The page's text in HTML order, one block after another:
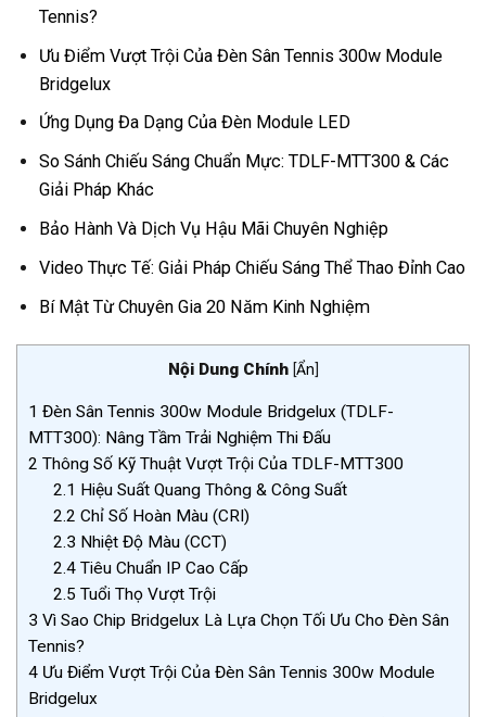
Tennis?
Ưu Điểm Vượt Trội Của Đèn Sân Tennis 300w Module
Bridgelux
Ứng Dụng Đa Dạng Của Đèn Module LED
So Sánh Chiếu Sáng Chuẩn Mực: TDLF-MTT300 & Các
Giải Pháp Khác
Bảo Hành Và Dịch Vụ Hậu Mãi Chuyên Nghiệp
Video Thực Tế: Giải Pháp Chiếu Sáng Thể Thao Đỉnh Cao
Bí Mật Từ Chuyên Gia 20 Năm Kinh Nghiệm
Nội Dung Chính [Ẩn]
1 Đèn Sân Tennis 300w Module Bridgelux (TDLF-
MTT300): Nâng Tầm Trải Nghiệm Thi Đấu
2 Thông Số Kỹ Thuật Vượt Trội Của TDLF-MTT300
2.1 Hiệu Suất Quang Thông & Công Suất
2.2 Chỉ Số Hoàn Màu (CRI)
2.3 Nhiệt Độ Màu (CCT)
2.4 Tiêu Chuẩn IP Cao Cấp
2.5 Tuổi Thọ Vượt Trội
3 Vì Sao Chip Bridgelux Là Lựa Chọn Tối Ưu Cho Đèn Sân
Tennis?
4 Ưu Điểm Vượt Trội Của Đèn Sân Tennis 300w Module
Bridgelux